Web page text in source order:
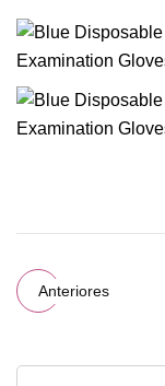
Anteriores